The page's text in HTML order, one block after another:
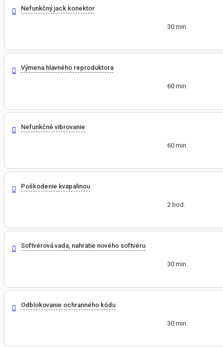
Nefunkčný jack konektor
30 min.
Výmena hlavného reproduktora
60 min.
Nefunkčné vibrovanie
60 min.
Poškodenie kvapalinou
2 hod.
Softvérová vada, nahratie nového softvéru
30 min.
Odblokovanie ochranného kódu
30 min.